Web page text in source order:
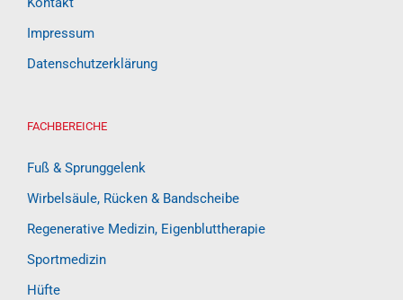
Impressum
Datenschutzerklärung
FACHBEREICHE
Fuß & Sprunggelenk
Wirbelsäule, Rücken & Bandscheibe
Regenerative Medizin, Eigenbluttherapie
Sportmedizin
Hüfte